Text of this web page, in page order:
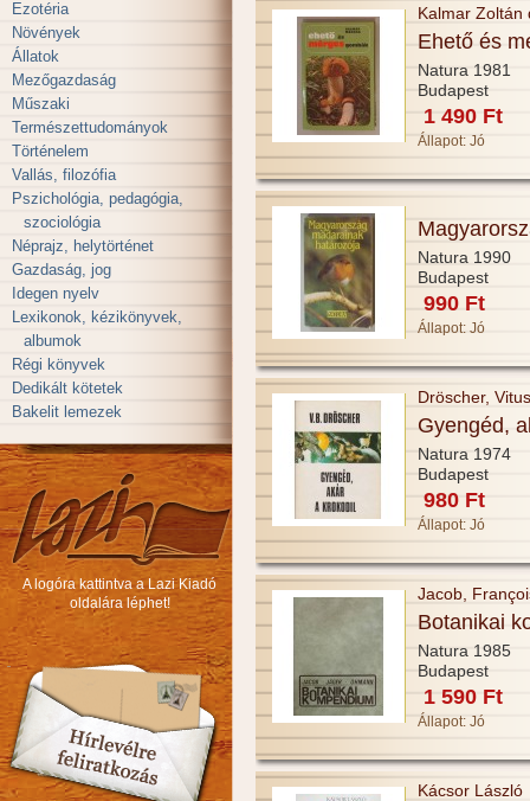
Ezotéria
Növények
Állatok
Mezőgazdaság
Műszaki
Természettudományok
Történelem
Vallás, filozófia
Pszichológia, pedagógia,
szociológia
Néprajz, helytörténet
Gazdaság, jog
Idegen nyelv
Lexikonok, kézikönyvek,
albumok
Régi könyvek
Dedikált kötetek
Bakelit lemezek
A logóra kattintva a Lazi Kiadó
oldalára léphet!
Kalmar Zoltán
Ehető és
Natura 1981
Budapest
1 490 Ft
Állapot: Jó
Natura 1990
Budapest
990 Ft
Állapot: Jó
Dröscher,
Gyengéd,
Natura 1974
Budapest
980 Ft
Állapot: Jó
Jacob,
Botanikai
Natura 1985
Budapest
1 590 Ft
Állapot: Jó
Kácsor László